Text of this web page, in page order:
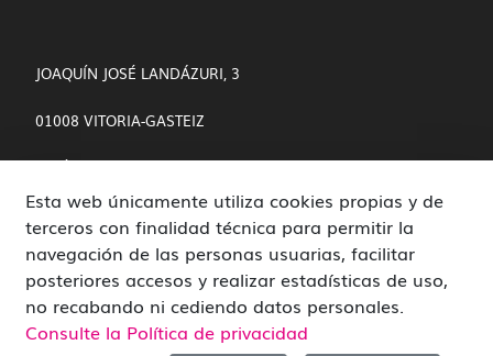
JOAQUÍN JOSÉ LANDÁZURI, 3
01008 VITORIA-GASTEIZ
Esta web únicamente utiliza cookies propias y de
terceros con finalidad técnica para permitir la
navegación de las personas usuarias, facilitar
posteriores accesos y realizar estadísticas de uso,
no recabando ni cediendo datos personales.
Consulte la Política de privacidad